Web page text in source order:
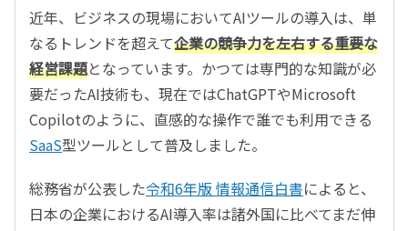
近年、ビジネスの現場においてAIツールの導入は、単
なるトレンドを超えて企業の競争力を左右する重要な
経営課題となっています。かつては専門的な知識が必
要だったAI技術も、現在ではChatGPTやMicrosoft
Copilotのように、直感的な操作で誰でも利用できる
SaaS型ツールとして普及しました。
総務省が公表した令和6年版 情報通信白書によると、
日本の企業におけるAI導入率は諸外国に比べてまだ伸